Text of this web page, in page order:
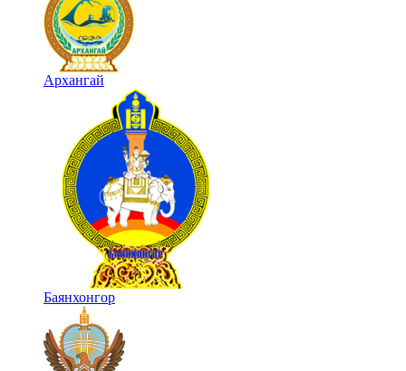
Архангай
Баянхонгор